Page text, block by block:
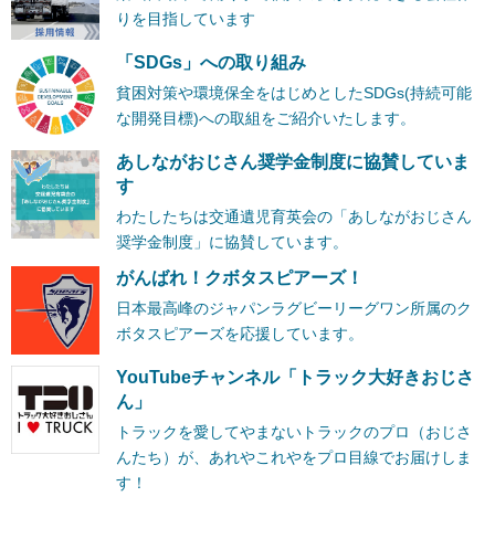
りを目指しています
「SDGs」への取り組み
貧困対策や環境保全をはじめとしたSDGs(持続可能
な開発目標)への取組をご紹介いたします。
あしながおじさん奨学金制度に協賛していま
す
わたしたちは交通遺児育英会の「あしながおじさん
奨学金制度」に協賛しています。
がんばれ！クボタスピアーズ！
日本最高峰のジャパンラグビーリーグワン所属のク
ボタスピアーズを応援しています。
YouTubeチャンネル「トラック大好きおじさ
ん」
トラックを愛してやまないトラックのプロ（おじさ
んたち）が、あれやこれやをプロ目線でお届けしま
す！